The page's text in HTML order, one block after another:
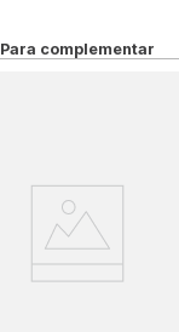
Para complementar